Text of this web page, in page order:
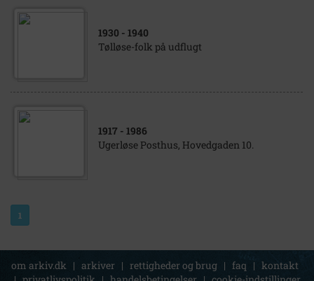
1930 - 1940
Tølløse-folk på udflugt
1917 - 1986
Ugerløse Posthus, Hovedgaden 10.
1
om arkiv.dk | arkiver | rettigheder og brug | faq | kontakt